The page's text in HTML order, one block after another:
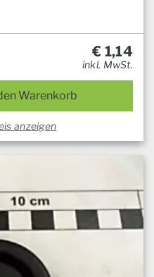
€ 1,14
inkl. MwSt.
Warenkorb
anzeigen